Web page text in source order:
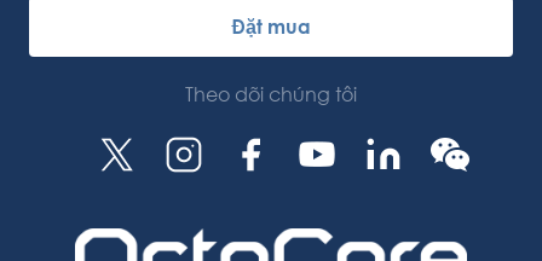
Đặt mua
Theo dõi chúng tôi